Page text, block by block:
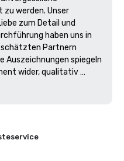
werden. Unser
zum Detail und
haben uns in
Partnern
Auszeichnungen spiegeln
wider, qualitativ
in einer